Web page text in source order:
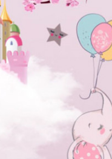
Фотообои космос
Фотообои города
Дизайнерские
Фотообои арт
Фотообои деревья
Фотообои
Фотообои